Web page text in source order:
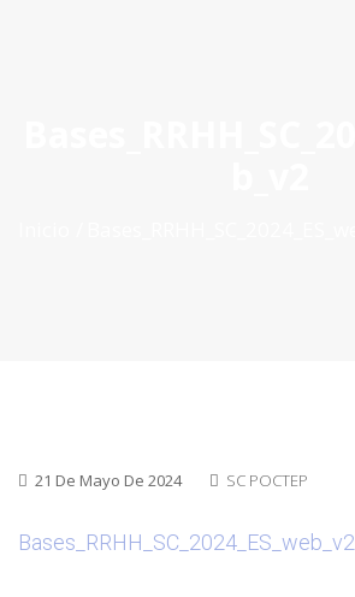
21 De Mayo De 2024 SC POCTEP
Bases_RRHH_SC_2024_ES_web_v2